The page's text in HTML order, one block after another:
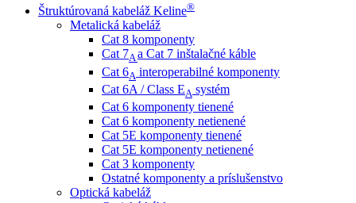
Štruktúrovaná kabeláž Keline®
Metalická kabeláž
Cat 8 komponenty
Cat 7Aa Cat 7 inštalačné káble
Cat 6A interoperabilné komponenty
Cat 6A / Class EA systém
Cat 6 komponenty tienené
Cat 6 komponenty netienené
Cat 5E komponenty tienené
Cat 5E komponenty netienené
Cat 3 komponenty
Ostatné komponenty a príslušenstvo
Optická kabeláž